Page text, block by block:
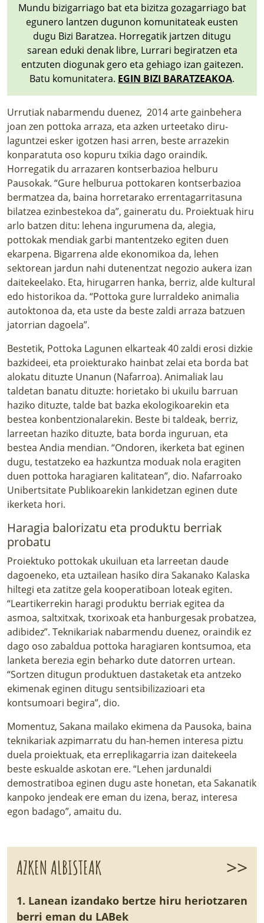
Mundu bizigarriago bat eta bizitza gozagarriago bat
egunero lantzen dugunon komunitateak eusten
dugu Bizi Baratzea. Horregatik jartzen ditugu
sarean eduki denak libre, Lurrari begiratzen eta
entzuten diogunak gero eta gehiago izan gaitezen.
Batu komunitatera. EGIN BIZI BARATZEAKOA.
Urrutiak nabarmendu duenez, 2014 arte gainbehera
joan zen pottoka arraza, eta azken urteetako diru-
laguntzei esker igotzen hasi arren, beste arrazekin
konparatuta oso kopuru txikia dago oraindik.
Horregatik du arrazaren kontserbazioa helburu
Pausokak. “Gure helburua pottokaren kontserbazioa
bermatzea da, baina horretarako errentagarritasuna
bilatzea ezinbestekoa da”, gaineratu du. Proiektuak hiru
arlo batzen ditu: lehena ingurumena da, alegia,
pottokak mendiak garbi mantentzeko egiten duen
ekarpena. Bigarrena alde ekonomikoa da, lehen
sektorean jardun nahi dutenentzat negozio aukera izan
daitekeelako. Eta, hirugarren hanka, berriz, alde kultural
edo historikoa da. “Pottoka gure lurraldeko animalia
autoktonoa da, eta uste da beste zaldi arraza batzuen
jatorrian dagoela”.
Bestetik, Pottoka Lagunen elkarteak 40 zaldi erosi dizkie
bazkideei, eta proiekturako hainbat zelai eta borda bat
alokatu dituzte Unanun (Nafarroa). Animaliak lau
taldetan banatu dituzte: horietako bi ukuilu barruan
haziko dituzte, talde bat bazka ekologikoarekin eta
bestea konbentzionalarekin. Beste bi taldeak, berriz,
larreetan haziko dituzte, bata borda inguruan, eta
bestea Andia mendian. “Ondoren, ikerketa bat eginen
dugu, testatzeko ea hazkuntza moduak nola eragiten
duen pottoka haragiaren kalitatean”, dio. Nafarroako
Unibertsitate Publikoarekin lankidetzan eginen dute
ikerketa hori.
Haragia balorizatu eta produktu berriak
probatu
Proiektuko pottokak ukuiluan eta larreetan daude
dagoeneko, eta uztailean hasiko dira Sakanako Kalaska
hiltegi eta zatitze gela kooperatiboan loteak egiten.
“Leartikerrekin haragi produktu berriak egitea da
asmoa, saltxitxak, txorixoak eta hanburgesak probatzea,
adibidez”. Teknikariak nabarmendu duenez, oraindik ez
dago oso zabaldua pottoka haragiaren kontsumoa, eta
lanketa berezia egin beharko dute datorren urtean.
“Sortzen ditugun produktuen dastaketak eta antzeko
ekimenak eginen ditugu sentsibilizazioari eta
kontsumoari begira”, dio.
Momentuz, Sakana mailako ekimena da Pausoka, baina
teknikariak azpimarratu du han-hemen interesa piztu
duela proiektuak, eta erreplikagarria izan daitekeela
beste eskualde askotan ere. “Lehen jardunaldi
demostratiboa eginen dugu aste honetan, eta Sakanatik
kanpoko jendeak ere eman du izena, beraz, interesa
egon badago”, amaitu du.
AZKEN ALBISTEAK >>
1. Lanean izandako bertze hiru heriotzaren
berri eman du LABek